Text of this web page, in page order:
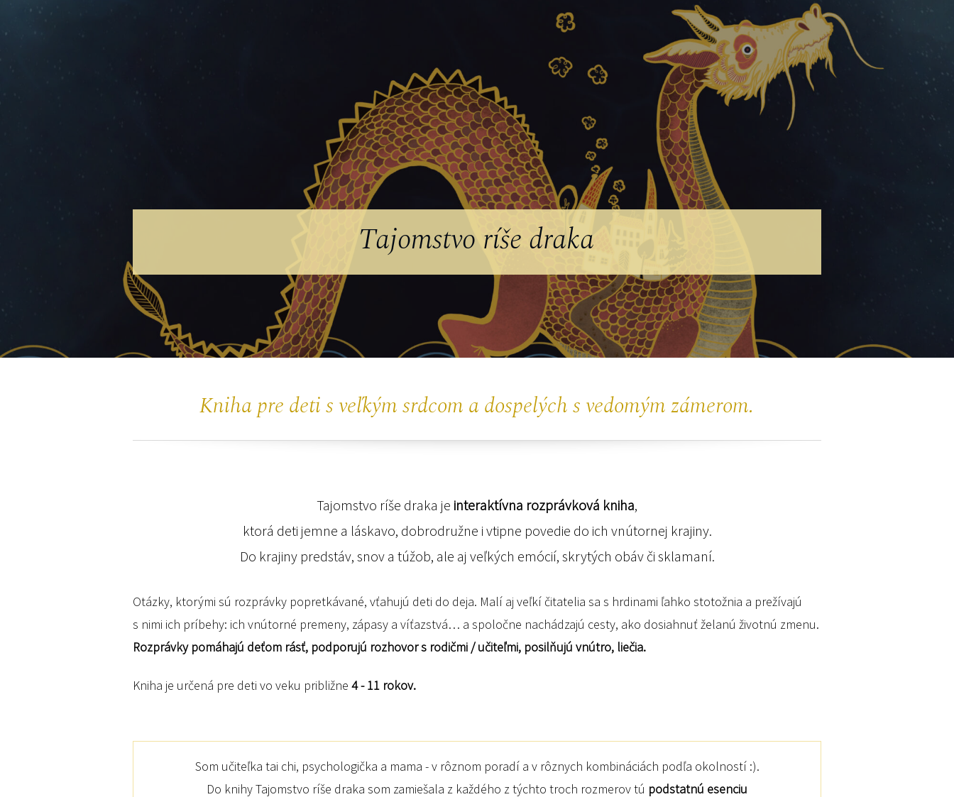
Tajomstvo ríše draka
Kniha pre deti s veľkým srdcom a dospelých s vedomým zámerom.
Tajomstvo ríše draka je interaktívna rozprávková kniha,
ktorá deti jemne a láskavo, dobrodružne i vtipne povedie do ich vnútornej krajiny.
Do krajiny predstáv, snov a túžob, ale aj veľkých emócií, skrytých obáv či sklamaní.
Otázky, ktorými sú rozprávky popretkávané, vťahujú deti do deja. Malí aj veľkí čitatelia sa s hrdinami ľahko stotožnia a prežívajú
s nimi ich príbehy: ich vnútorné premeny, zápasy a víťazstvá… a spoločne nachádzajú cesty, ako dosiahnuť želanú životnú zmenu.
Rozprávky pomáhajú deťom rásť, podporujú rozhovor s rodičmi / učiteľmi, posilňujú vnútro, liečia.
Kniha je určená pre deti vo veku približne 4 - 11 rokov.
Som učiteľka tai chi, psychologička a mama - v rôznom poradí a v rôznych kombináciách podľa okolností :).
Do knihy Tajomstvo ríše draka som zamiešala z každého z týchto troch rozmerov tú podstatnú esenciu